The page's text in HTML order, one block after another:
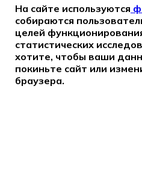
На сайте используются
собираются
целей
статистических
хотите, чтобы ваши
покиньте сайт или
браузера.